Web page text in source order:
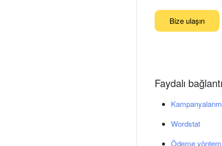
Bize ulaşın
Faydalı
Kampanyalarım
Wordstat
Ödeme